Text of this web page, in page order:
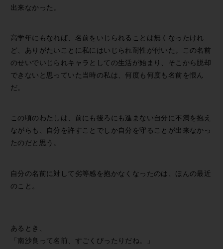
出来なかった。
高学年にもなれば、名前をいじられることは無くなったけれ
ど、ありがたいことに私にはいじられ耐性が付いた。この名前
のせいでいじられキャラとしての生活が始まり、そこから脱却
できないと思っていた当時の私は、何度も何度も名前を恨ん
だ。
この頃のわたしは、前にも後ろにも進まない自分に不満を抱え
ながらも、自分を許すことでしか自分を守ることが出来なかっ
たのだと思う。
自分の名前に対して劣等感を抱かなくなったのは、ほんの最近
のこと。
あるとき、
「南沙良って名前、すごくぴったりだね。」